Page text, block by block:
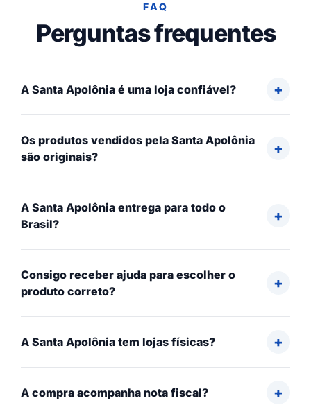
FAQ
Perguntas frequentes
A Santa Apolônia é uma loja confiável?
Os produtos vendidos pela Santa Apolônia
são originais?
A Santa Apolônia entrega para todo o
Brasil?
Consigo receber ajuda para escolher o
produto correto?
A Santa Apolônia tem lojas físicas?
A compra acompanha nota fiscal?